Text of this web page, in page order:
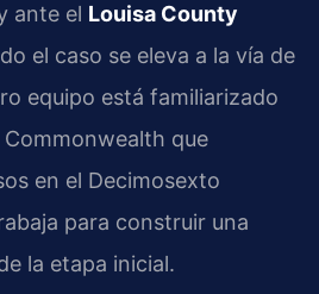
ante el Louisa County
el caso se eleva a la vía de
equipo está familiarizado
que
en el Decimosexto
para construir una
la etapa inicial.